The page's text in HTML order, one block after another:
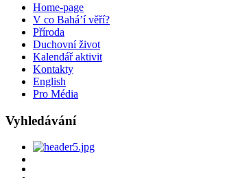
Home-page
V co Bahá’í věří?
Příroda
Duchovní život
Kalendář aktivit
Kontakty
English
Pro Média
Vyhledávání